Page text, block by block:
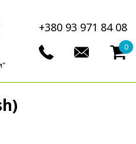
+380 93 971 84 08
0